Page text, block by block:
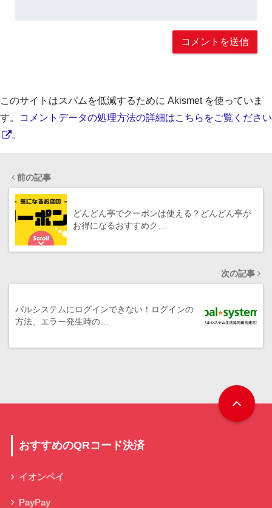
このサイトはスパムを低減するために Akismet を使っていま
す。
コメントデータの処理方法の詳細はこちらをご覧ください
。
前の記事
どんどん亭でクーポンは使える？どんどん亭が
お得になるおすすめク…
次の記事
パルシステムにログインできない！ログインの
方法、エラー発生時の…
おすすめのQRコード決済
イオンペイ
PayPay